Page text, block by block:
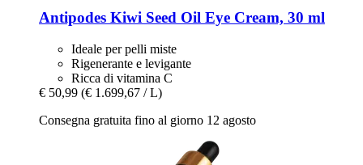
Antipodes Kiwi Seed Oil Eye Cream, 30 ml
Ideale per pelli miste
Rigenerante e levigante
Ricca di vitamina C
€ 50,99 (€ 1.699,67 / L)
Consegna gratuita fino al giorno 12 agosto